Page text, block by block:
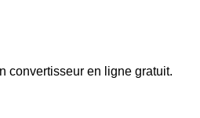
convertisseur en ligne gratuit.